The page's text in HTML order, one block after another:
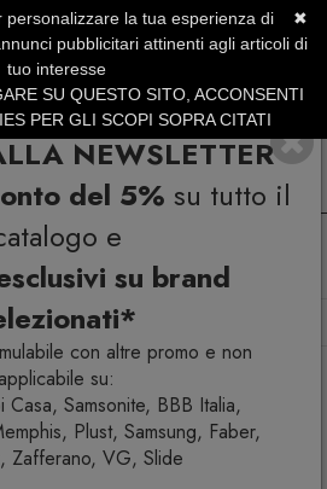
NEWSLETTER
del 5% su tutto il
e
su brand
con altre promo e non
applicabile su:
Casa, Samsonite, BBB Italia,
Plust, Samsung, Faber,
Zafferano, VG, Slide
CLIENTI +39.0773.470.562
| Fino al 31 Agosto
Letti Meritalia Nubola Letto
✖
personalizzare la tua esperienza di
pubblicitari attinenti agli articoli di
tuo interesse
SU QUESTO SITO, ACCONSENTI
PER GLI SCOPI SOPRA CITATI